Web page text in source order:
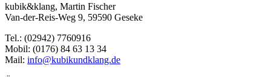
kubik&klang, Martin Fischer
Van-der-Reis-Weg 9, 59590 Geseke
Tel.: (02942) 7760916
Mobil: (0176) 84 63 13 34
Mail: info@kubikundklang.de